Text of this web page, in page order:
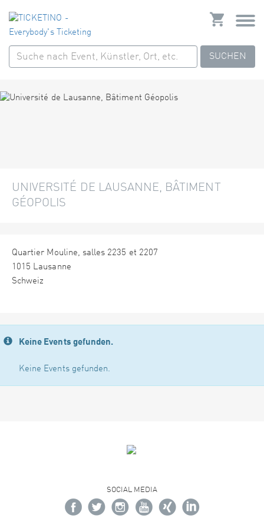
SUCHEN
UNIVERSITÉ DE LAUSANNE, BÂTIMENT
GÉOPOLIS
Quartier Mouline, salles 2235 et 2207
1015 Lausanne
Schweiz
Keine Events gefunden.
Keine Events gefunden.
SOCIAL MEDIA